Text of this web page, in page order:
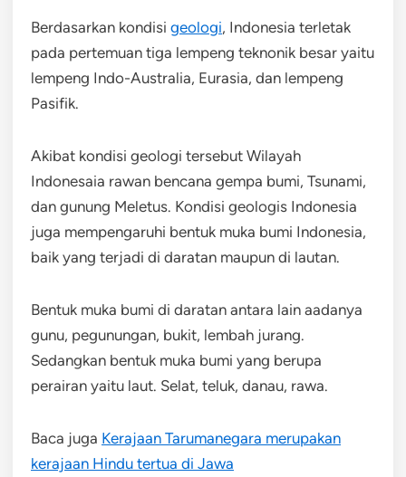
Berdasarkan kondisi geologi, Indonesia terletak
pada pertemuan tiga lempeng teknonik besar yaitu
lempeng Indo-Australia, Eurasia, dan lempeng
Pasifik.
Akibat kondisi geologi tersebut Wilayah
Indonesaia rawan bencana gempa bumi, Tsunami,
dan gunung Meletus. Kondisi geologis Indonesia
juga mempengaruhi bentuk muka bumi Indonesia,
baik yang terjadi di daratan maupun di lautan.
Bentuk muka bumi di daratan antara lain aadanya
gunu, pegunungan, bukit, lembah jurang.
Sedangkan bentuk muka bumi yang berupa
perairan yaitu laut. Selat, teluk, danau, rawa.
Baca juga Kerajaan Tarumanegara merupakan
kerajaan Hindu tertua di Jawa